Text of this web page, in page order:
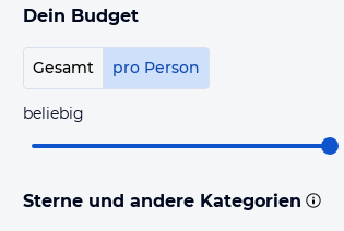
Dein Budget
Gesamt pro Person
beliebig
Sterne und andere Kategorien